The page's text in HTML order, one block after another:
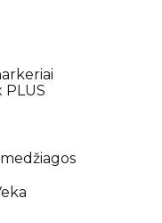
PLUS